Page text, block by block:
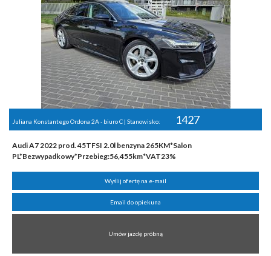
Juliana Konstantego Ordona 2A - biuro C | Stanowisko: 1427
Audi A7 2022 prod. 45TFSI 2.0l benzyna 265KM*Salon
PL*Bezwypadkowy*Przebieg:56,455km*VAT23%
Wyślij ofertę na e-mail
Email do opiekuna
Umów jazdę próbną